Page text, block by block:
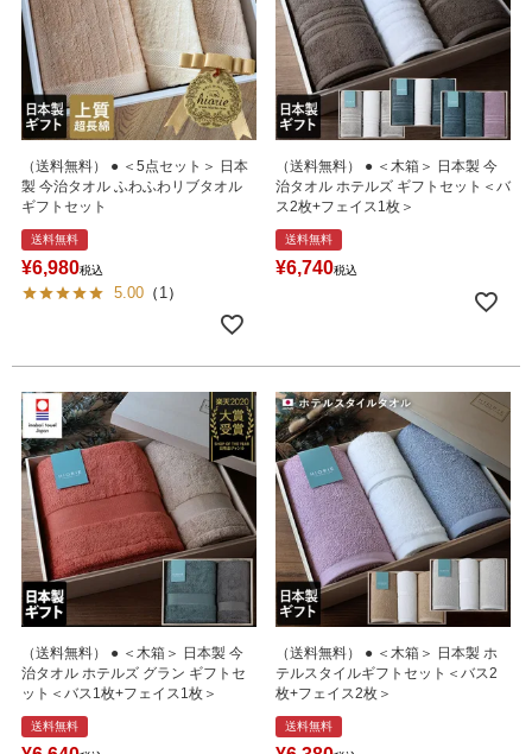
（送料無料） ● ＜5点セット＞ 日本
製 今治タオル ふわふわリブタオル
ギフトセット
送料無料
¥6,980税込
5.00 （ 1）
（送料無料） ● ＜木箱＞ 日本製 今
治タオル ホテルズ ギフトセット＜バ
ス2枚+フェイス1枚＞
送料無料
¥6,740税込
（送料無料） ● ＜木箱＞ 日本製 今
治タオル ホテルズ グラン ギフトセ
ット＜バス1枚+フェイス1枚＞
送料無料
（送料無料） ● ＜木箱＞ 日本製 ホ
テルスタイルギフトセット＜バス2
枚+フェイス2枚＞
送料無料